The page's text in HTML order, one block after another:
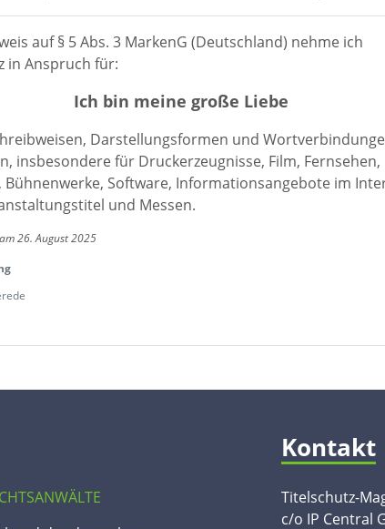
auf § 5 Abs. 3 MarkenG (Deutschland) nehme ich
in Anspruch für:
Ich bin meine große Liebe
Darstellungsformen und
insbesondere für Druckerzeugnisse, Film, Fernsehen,
Bühnenwerke, Software, Informationsangebote im
und Messen.
26. August 2025
Kontakt
Titelschutz-
c/o IP Central